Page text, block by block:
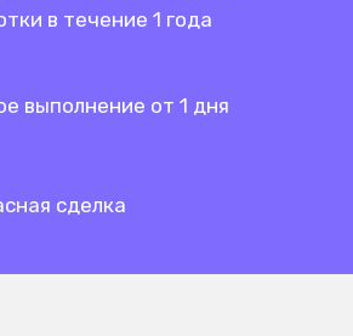
в течение 1 года
выполнение от 1 дня
сделка